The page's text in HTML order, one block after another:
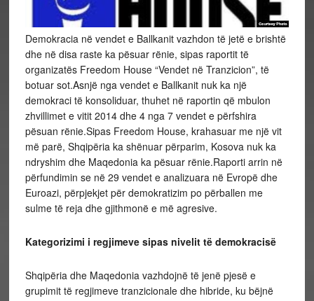
Demokracia në vendet e Ballkanit vazhdon të jetë e brishtë
dhe në disa raste ka pësuar rënie, sipas raportit të
organizatës Freedom House “Vendet në Tranzicion”, të
botuar sot.Asnjë nga vendet e Ballkanit nuk ka një
demokraci të konsoliduar, thuhet në raportin që mbulon
zhvillimet e vitit 2014 dhe 4 nga 7 vendet e përfshira
pësuan rënie.Sipas Freedom House, krahasuar me një vit
më parë, Shqipëria ka shënuar përparim, Kosova nuk ka
ndryshim dhe Maqedonia ka pësuar rënie.Raporti arrin në
përfundimin se në 29 vendet e analizuara në Evropë dhe
Euroazi, përpjekjet për demokratizim po përballen me
sulme të reja dhe gjithmonë e më agresive.
Kategorizimi i regjimeve sipas nivelit të demokracisë
Shqipëria dhe Maqedonia vazhdojnë të jenë pjesë e
grupimit të regjimeve tranzicionale dhe hibride, ku bëjnë